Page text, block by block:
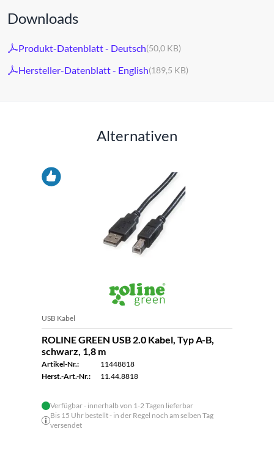
Downloads
Produkt-Datenblatt - Deutsch(50,0 KB)
Hersteller-Datenblatt - English(189,5 KB)
Alternativen
USB Kabel
ROLINE GREEN USB 2.0 Kabel, Typ A-B,
schwarz, 1,8 m
Artikel-Nr.:
11448818
Herst.-Art.-Nr.:
11.44.8818
Verfügbar - innerhalb von 1-2 Tagen lieferbar
Bis 15 Uhr bestellt - in der Regel noch am selben Tag
versendet